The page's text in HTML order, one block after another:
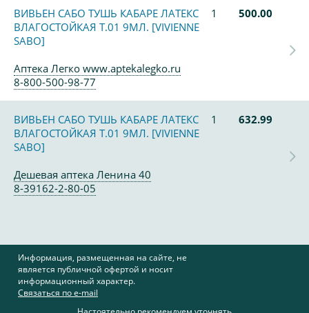
ВИВЬЕН САБО ТУШЬ КАБАРЕ ЛАТЕКС
ВЛАГОСТОЙКАЯ Т.01 9МЛ. [VIVIENNE
SABO]
1 500.00
Аптека Легко www.aptekalegko.ru
8-800-500-98-77
ВИВЬЕН САБО ТУШЬ КАБАРЕ ЛАТЕКС
ВЛАГОСТОЙКАЯ Т.01 9МЛ. [VIVIENNE
SABO]
1 632.99
Дешевая аптека Ленина 40
8-39162-2-80-05
Информация, размещенная на сайте, не
является публичной офертой и носит
информационный характер.
Связаться по e-mail